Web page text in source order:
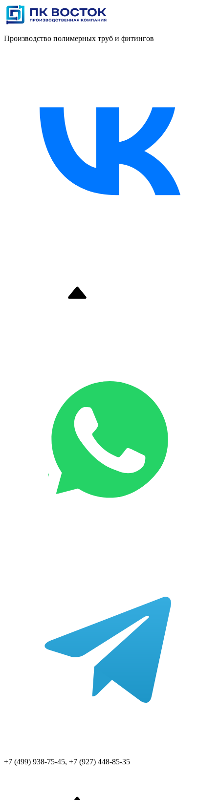
Производство полимерных труб и фитингов
+7 (499) 938-75-45, +7 (927) 448-85-35